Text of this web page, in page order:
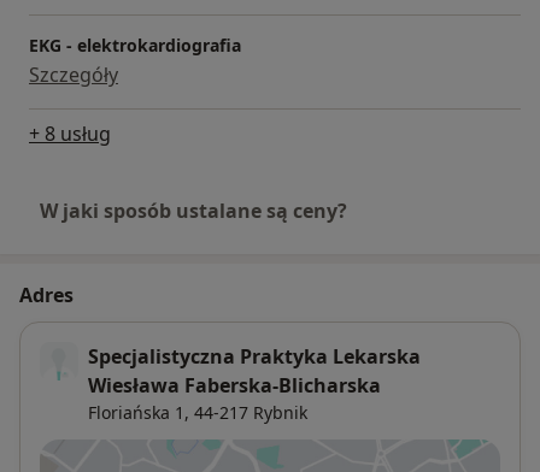
EKG - elektrokardiografia
Szczegóły
+ 8 usług
W jaki sposób ustalane są ceny?
Adres
Specjalistyczna Praktyka Lekarska
Wiesława Faberska-Blicharska
Floriańska 1, 44-217 Rybnik